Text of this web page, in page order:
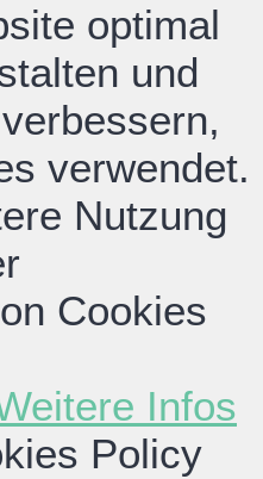
optimal
und
verwendet.
Nutzung
Cookies
Infos
Policy